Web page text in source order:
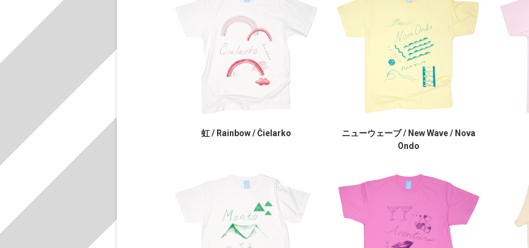
虹 / Rainbow / Ĉielarko
ニューウェーブ / New Wave / Nova
Ondo